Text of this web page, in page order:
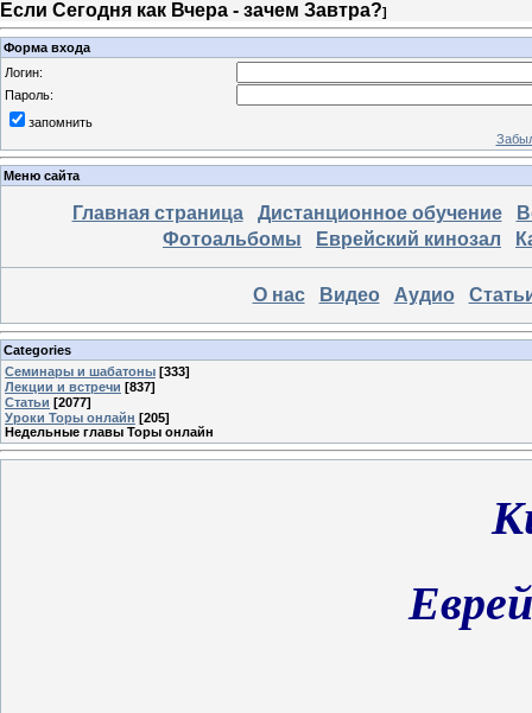
Если Сегодня как Вчера - зачем Завтра?]
Форма входа
Логин:
Пароль:
запомнить
Меню сайта
Главная страница Дистанционное обучение
Фотоальбомы
Еврейский кинозал
О нас Видео Аудио
Categories
Семинары и шабатоны [333]
Лекции и встречи [837]
Статьи [2077]
Уроки Торы онлайн [205]
Недельные главы Торы онлайн